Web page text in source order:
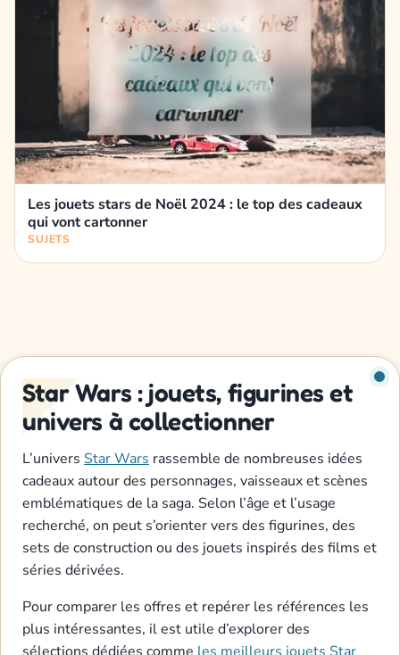
Les jouets stars de Noël 2024 : le top des cadeaux
qui vont cartonner
SUJETS
Star Wars : jouets, figurines et
univers à collectionner
L’univers Star Wars rassemble de nombreuses idées
cadeaux autour des personnages, vaisseaux et scènes
emblématiques de la saga. Selon l’âge et l’usage
recherché, on peut s’orienter vers des figurines, des
sets de construction ou des jouets inspirés des films et
séries dérivées.
Pour comparer les offres et repérer les références les
plus intéressantes, il est utile d’explorer des